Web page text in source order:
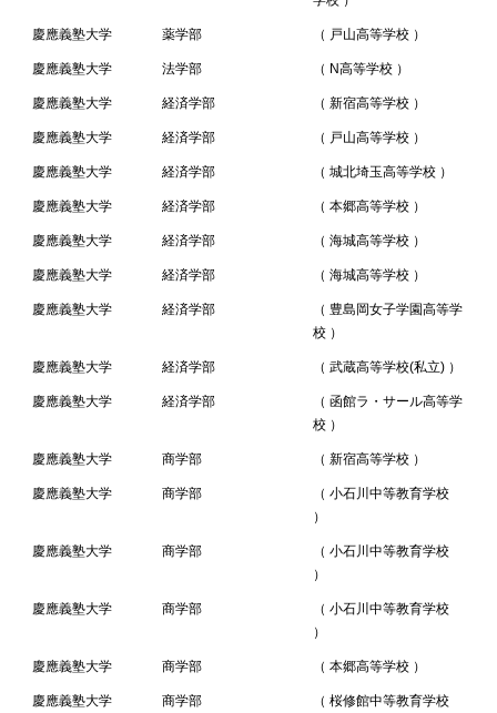
慶應義塾大学 薬学部 （ 戸山高等学校 ）
慶應義塾大学 法学部 （ N高等学校 ）
慶應義塾大学 経済学部 （ 新宿高等学校 ）
慶應義塾大学 経済学部 （ 戸山高等学校 ）
慶應義塾大学 経済学部 （ 城北埼玉高等学校 ）
慶應義塾大学 経済学部 （ 本郷高等学校 ）
慶應義塾大学 経済学部 （ 海城高等学校 ）
慶應義塾大学 経済学部 （ 海城高等学校 ）
慶應義塾大学 経済学部
（ 豊島岡女子学園高等学
校 ）
慶應義塾大学 経済学部 （ 武蔵高等学校(私立) ）
慶應義塾大学 経済学部
（ 函館ラ・サール高等学
校 ）
慶應義塾大学 商学部 （ 新宿高等学校 ）
慶應義塾大学 商学部
（ 小石川中等教育学校
）
慶應義塾大学 商学部
（ 小石川中等教育学校
）
慶應義塾大学 商学部
（ 小石川中等教育学校
）
慶應義塾大学 商学部 （ 本郷高等学校 ）
慶應義塾大学 商学部 （ 桜修館中等教育学校